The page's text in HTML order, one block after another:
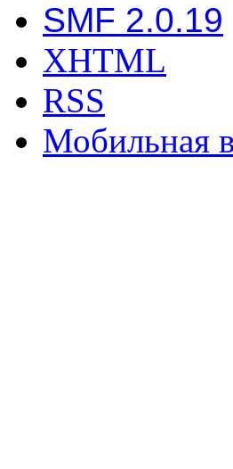
SMF 2.0.19
XHTML
RSS
Мобильная